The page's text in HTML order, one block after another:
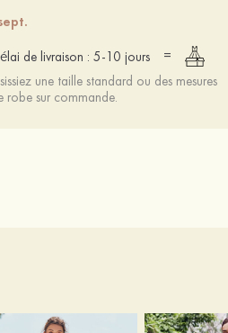
de livraison : 5-10 jours
=
une taille standard ou des mesures
robe sur commande.